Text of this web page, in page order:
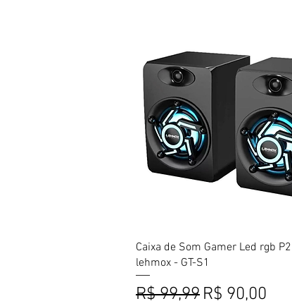
Visualização rápida
Caixa de Som Gamer Led rgb
lehmox - GT-S1
Preço normal
R$ 99,99 Preço
R$ 90,00